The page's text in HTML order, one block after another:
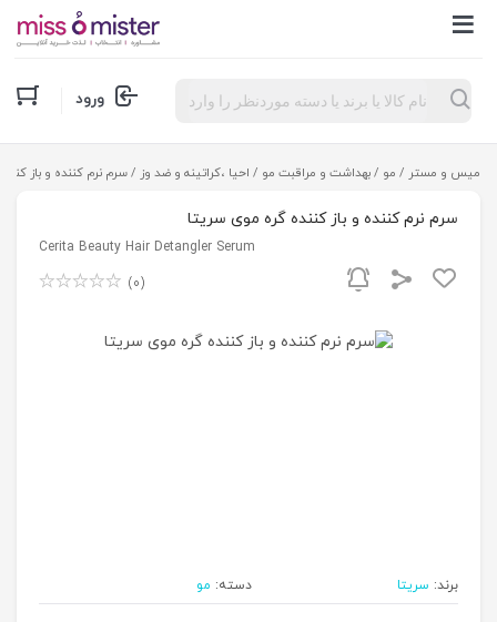
Products
search ورود
میس و مستر / مو /بهداشت و مراقبت مو / احیا ،کراتینه و ضد وز / سرم نرم کننده و باز
سرم نرم کننده و باز کننده گره موی سریتا
Cerita Beauty Hair Detangler Serum
(0)
برند: سریتا دسته: مو